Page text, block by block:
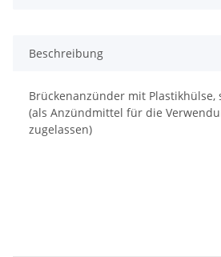
Beschreibung
Brückenanzünder mit Plastikhülse,
(als Anzündmittel für die
zugelassen)